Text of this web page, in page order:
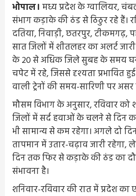
भोपाल। मध्य प्रदेश के ग्वालियर,
संभाग कड़ाके की ठंड से ठिठुर रहे हैं।
दतिया, निवाड़ी, छतरपुर, टीकमगढ़,
सात जिलों में शीतलहर का अलर्ट
के 20 से अधिक जिले सुबह के समय
चपेट में रहे, जिससे दृश्यता प्रभावित
वाली ट्रेनों की समय-सारिणी पर असर
मौसम विभाग के अनुसार, रविवार को
जिलों में सर्द हवाओं के चलने से दिन
भी सामान्य से कम रहेगा। अगले दो
तापमान में उतार-चढ़ाव जारी
दिन तक फिर से कड़ाके की ठंड का
संभावना है।
शनिवार-रविवार की रात में प्रदेश का